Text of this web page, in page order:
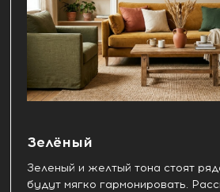
Зелёный
Зеленый и желтый тона стоят
будут мягко гармонировать.